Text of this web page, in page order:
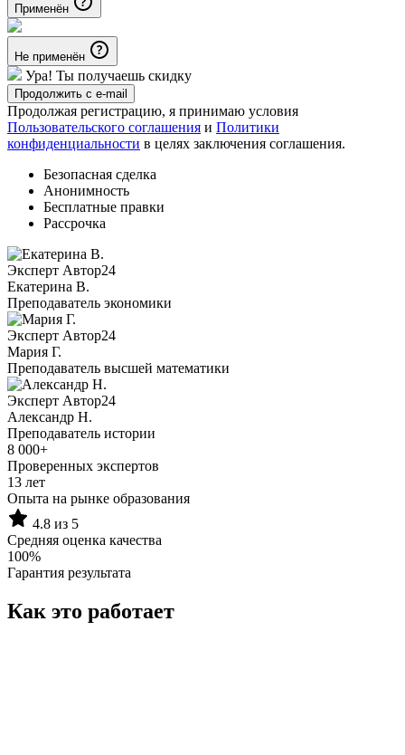
Применён
Не применён
Ура! Ты получаешь скидку
Продолжить с e-mail
Продолжая регистрацию, я принимаю условия
Пользовательского соглашения и Политики
конфиденциальности в целях заключения соглашения.
Безопасная сделка
Анонимность
Бесплатные правки
Рассрочка
Эксперт Автор24
Екатерина B.
Преподаватель экономики
Эксперт Автор24
Мария Г.
Преподаватель высшей математики
Эксперт Автор24
Александр Н.
Преподаватель истории
8 000+
Проверенных экспертов
13 лет
Опыта на рынке образования
4.8 из 5
Средняя оценка качества
100%
Гарантия результата
Как это работает